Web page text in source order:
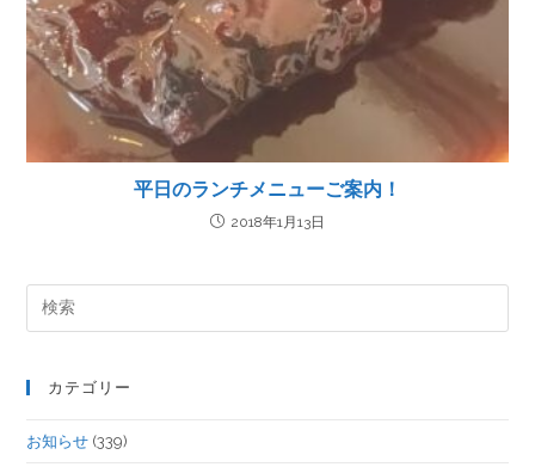
平日のランチメニューご案内！
2018年1月13日
カテゴリー
お知らせ (339)